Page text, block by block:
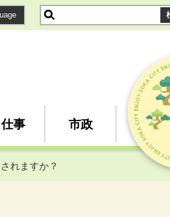
事 市政
れますか？